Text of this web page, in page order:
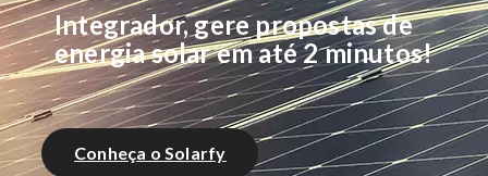
Integrador, gere propostas de
energia solar em até 2 minutos!
Conheça o Solarfy